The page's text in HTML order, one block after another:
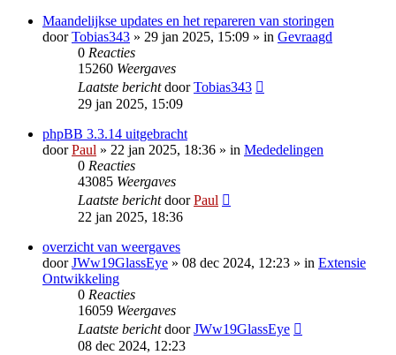
Maandelijkse updates en het repareren van storingen
doorTobias343 » 29 jan 2025, 15:09 » in Gevraagd
0 Reacties
15260 Weergaves
Laatste berichtdoorTobias343
29 jan 2025, 15:09
phpBB 3.3.14 uitgebracht
doorPaul » 22 jan 2025, 18:36 » in Mededelingen
0 Reacties
43085 Weergaves
Laatste berichtdoorPaul
22 jan 2025, 18:36
overzicht van weergaves
doorJWw19GlassEye » 08 dec 2024, 12:23 » in Extensie
Ontwikkeling
0 Reacties
16059 Weergaves
Laatste berichtdoorJWw19GlassEye
08 dec 2024, 12:23